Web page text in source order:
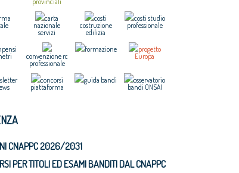
carta
nazionale
servizi
costi
costruzione
edilizia
costi studio
professionale
convenzione rc
professionale
formazione
progetto
Europa
concorsi
piattaforma
guida bandi
osservatorio
bandi ONSAI
CNAPPC 2026/2031
PER TITOLI ED ESAMI BANDITI DAL CNAPPC